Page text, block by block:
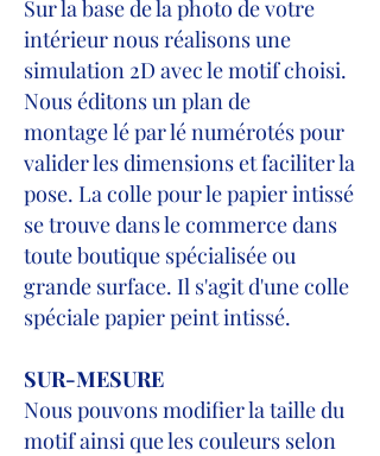
Sur la base de la photo de votre
intérieur nous réalisons une
simulation 2D avec le motif choisi.
Nous éditons un plan de
montagelé par lé numérotés pour
valider les dimensions et faciliter la
pose. La colle pour le papier intissé
se trouve dans le commerce dans
toute boutique spécialisée ou
grande surface. Il s'agit d'une colle
spéciale papier peint intissé.
SUR-MESURE
Nous pouvons modifier la taille du
motif ainsi que les couleurs selon